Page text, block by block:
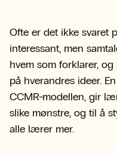
Ofte er det ikke svaret
interessant, men
hvem som forklarer,
på hverandres ideer.
CCMR-modellen, gir
slike mønstre, og til å
alle lærer mer.